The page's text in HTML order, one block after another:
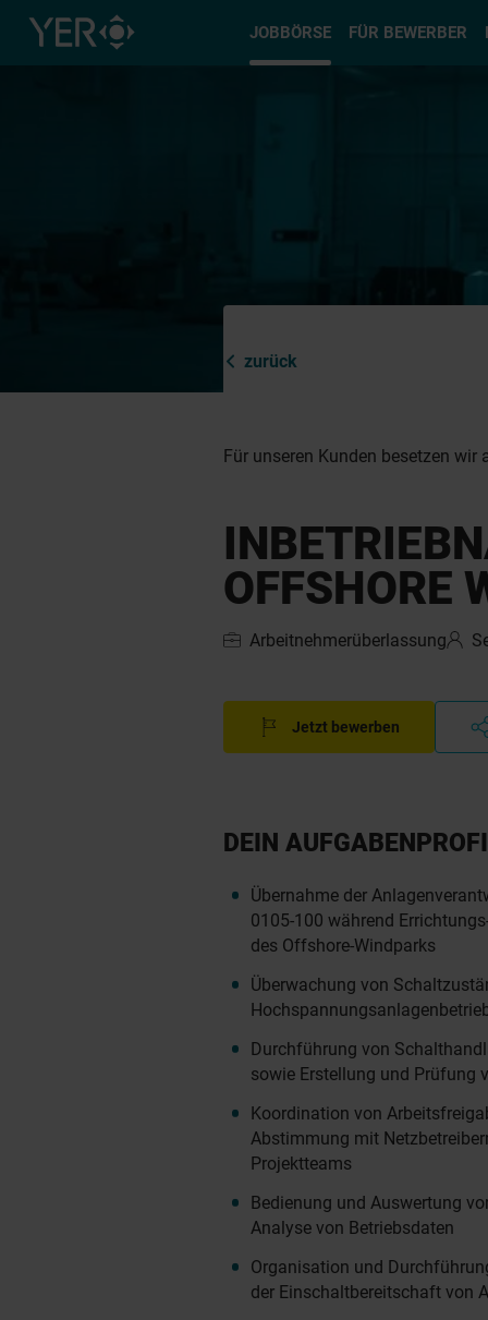
JOBBÖRSE FÜR BEWERBER
Typ
zurück
Für unseren Kunden besetzen
OFFSHORE
Arbeitnehmerüberlassung
Jetzt bewerben
DEIN
Übernahme der
0105-100 während
des Offshore-Windparks
Überwachung von
Durchführung von
sowie Erstellung und Prüfung
Koordination von
Abstimmung mit
Projektteams
Bedienung und Auswertung
Analyse von Betriebsdaten
Organisation und
der Einschaltbereitschaft von